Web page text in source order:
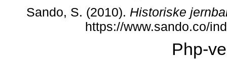
Sando, S. (2010). Historiske
https://www.sando.co/
Php-